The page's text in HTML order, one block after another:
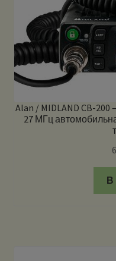
Alan / MIDLAND CB-
27 МГц
В